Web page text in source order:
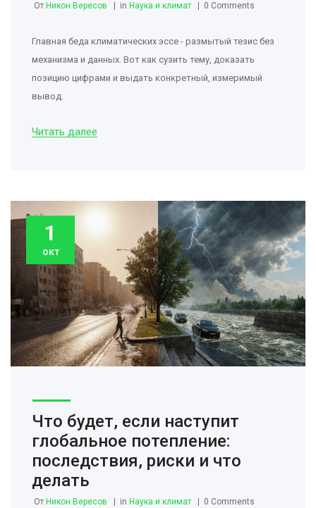
От Никон Вересов in Наука и климат 0 Comments
Главная беда климатических эссе - размытый тезис без
механизма и данных. Вот как сузить тему, доказать
позицию цифрами и выдать конкретный, измеримый
вывод.
Читать далее
1
окт
Что будет, если наступит
глобальное потепление:
последствия, риски и что
делать
От Никон Вересов in Наука и климат 0 Comments